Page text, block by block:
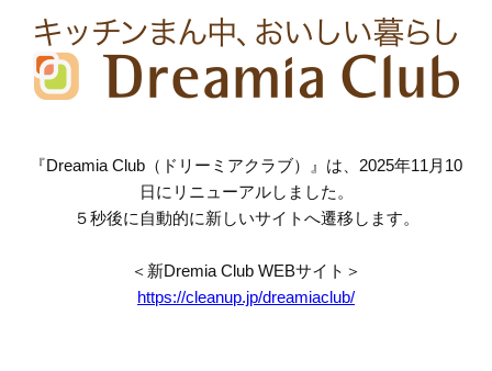
『Dreamia Club（ドリーミアクラブ）』は、2025年11月10
日にリニューアルしました。
５秒後に自動的に新しいサイトへ遷移します。
＜新Dremia Club WEBサイト＞
https://cleanup.jp/dreamiaclub/